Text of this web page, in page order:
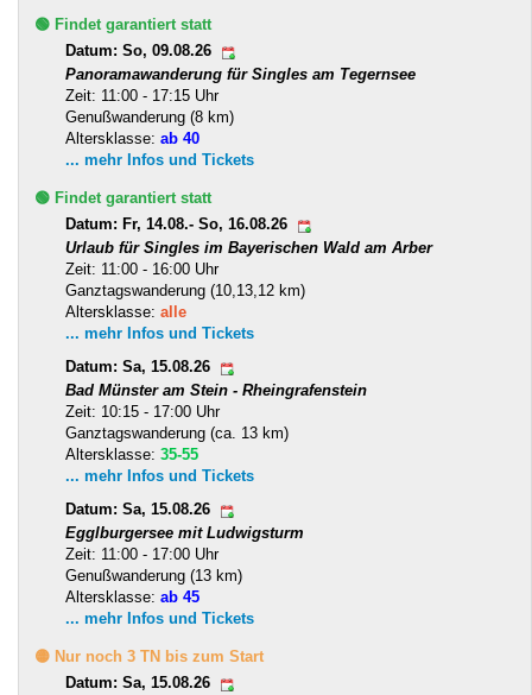
🟢 Findet garantiert statt
Datum: So, 09.08.26
Panoramawanderung für Singles am Tegernsee
Zeit: 11:00 - 17:15 Uhr
Genußwanderung (8 km)
Altersklasse: ab 40
... mehr Infos und Tickets
🟢 Findet garantiert statt
Datum: Fr, 14.08.- So, 16.08.26
Urlaub für Singles im Bayerischen Wald am Arber
Zeit: 11:00 - 16:00 Uhr
Ganztagswanderung (10,13,12 km)
Altersklasse: alle
... mehr Infos und Tickets
Datum: Sa, 15.08.26
Bad Münster am Stein - Rheingrafenstein
Zeit: 10:15 - 17:00 Uhr
Ganztagswanderung (ca. 13 km)
Altersklasse: 35-55
... mehr Infos und Tickets
Datum: Sa, 15.08.26
Egglburgersee mit Ludwigsturm
Zeit: 11:00 - 17:00 Uhr
Genußwanderung (13 km)
Altersklasse: ab 45
... mehr Infos und Tickets
🟡 Nur noch 3 TN bis zum Start
Datum: Sa, 15.08.26